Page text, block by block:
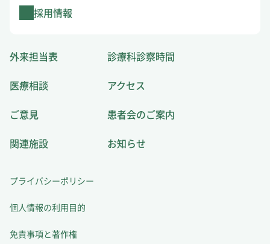
採用情報
外来担当表
診療科診察時間
医療相談
アクセス
ご意見
患者会のご案内
関連施設
お知らせ
プライバシーポリシー
個人情報の利用目的
免責事項と著作権